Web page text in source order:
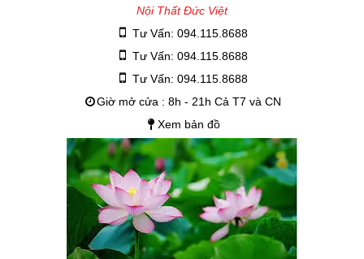
Nội Thất Đức Việt
Tư Vấn: 094.115.8688
Tư Vấn: 094.115.8688
Tư Vấn: 094.115.8688
Giờ mở cửa : 8h - 21h Cả T7 và CN
Xem bản đồ